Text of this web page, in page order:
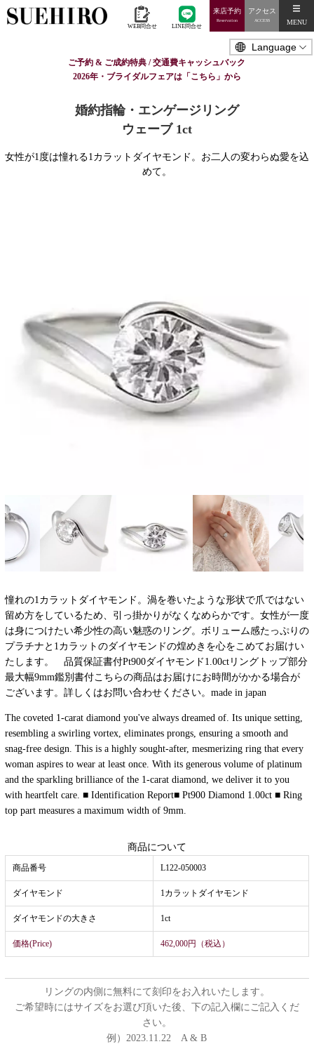
WEB問合せ LINE問合せ
来店予約
Reservation
アクセス
ACCESS MENU
ご予約 & ご成約特典 / 交通費キャッシュバック
2026年・ブライダルフェアは「こちら」から
婚約指輪・エンゲージリング
ウェーブ 1ct
女性が1度は憧れる1カラットダイヤモンド。お二人の変わらぬ愛を込
めて。
憧れの1カラットダイヤモンド。渦を巻いたような形状で爪ではない
留め方をしているため、引っ掛かりがなくなめらかです。女性が一度
は身につけたい希少性の高い魅惑のリング。ボリューム感たっぷりの
プラチナと1カラットのダイヤモンドの煌めきを心をこめてお届けい
たします。 品質保証書付Pt900ダイヤモンド1.00ctリングトップ部分
最大幅9mm鑑別書付こちらの商品はお届けにお時間がかかる場合が
ございます。詳しくはお問い合わせください。made in japan
The coveted 1-carat diamond you've always dreamed of. Its unique setting,
resembling a swirling vortex, eliminates prongs, ensuring a smooth and
snag-free design. This is a highly sought-after, mesmerizing ring that every
woman aspires to wear at least once. With its generous volume of platinum
and the sparkling brilliance of the 1-carat diamond, we deliver it to you
with heartfelt care. ■ Identification Report■ Pt900 Diamond 1.00ct ■ Ring
top part measures a maximum width of 9mm.
商品について
商品番号 L122-050003
ダイヤモンド 1カラットダイヤモンド
ダイヤモンドの大きさ 1ct
価格(Price) 462,000円（税込）
リングの内側に無料にて刻印をお入れいたします。
ご希望時にはサイズをお選び頂いた後、下の記入欄にご記入くだ
さい。
例）2023.11.22 A & B